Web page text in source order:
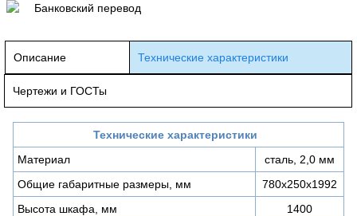
Банковский перевод
Описание Технические характеристики
Чертежи и ГОСТы
Технические характеристики
Материал
сталь, 2,0 мм
Общие габаритные размеры, мм
780х250х1992
Высота шкафа, мм
1400